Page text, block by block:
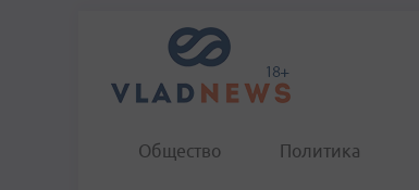
Общество Политика